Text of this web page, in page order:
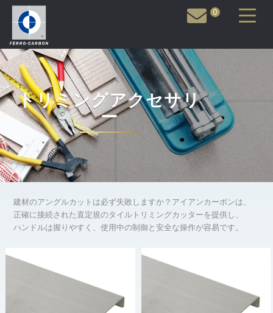
0
トリミングアクセサリ
ー
建材のアングルカットは必ず失敗しますか？アイアンカーボンは、
正確に接続された直定規のタイルトリミングカッターを提供し、
ハンドルは握りやすく、使用中の制御と安全な操作が容易です。